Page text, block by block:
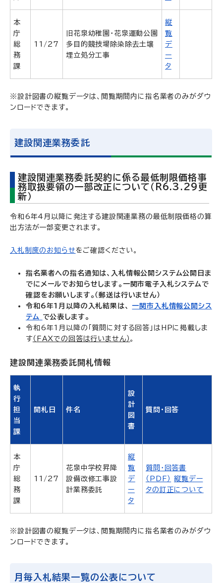
本
庁
総
務
課
11/27
旧花泉幼稚園・花泉運動公園
多目的競技場除染除去土壌
埋立処分工事
縦
覧
デ
ー
タ
※設計図書の縦覧データは、閲覧期間内に指名業者のみがダウ
ンロードできます。
建設関連業務委託
建設関連業務委託契約に係る最低制限価格事
務取扱要領の一部改正について（R6.3.29更
新）
令和6年4月以降に発注する建設関連業務の最低制限価格の算
出方法が一部変更されます。
入札制度のお知らせ をご確認ください。
指名業者への指名通知は、入札情報公開システム公開日ま
でにメールでお知らせします。一関市電子入札システムで
確認をお願いします。（郵送は行いません）
令和6年1月以降の入札結果は、
一関市入札情報公開シス
テム
で公表します。
令和6年1月以降の「質問に対する回答」はHPに掲載しま
す （FAXでの回答は行いません） 。
建設関連業務委託開札情報
執
行
担
当
課
開札日 件名
設
計
図
書
質問・回答
本
庁
総
務
課
11/27
花泉中学校昇降
設備改修工事設
計業務委託
縦
覧
デ
ー
タ
質問・回答書
（PDF）
縦覧デー
タの訂正について
※設計図書の縦覧データは、閲覧期間内に指名業者のみがダウ
ンロードできます。
月毎入札結果一覧の公表について